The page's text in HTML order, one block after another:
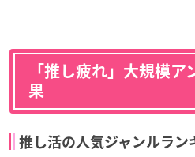
「推し疲れ」大規模ア
果
推し活の人気ジャンルラン